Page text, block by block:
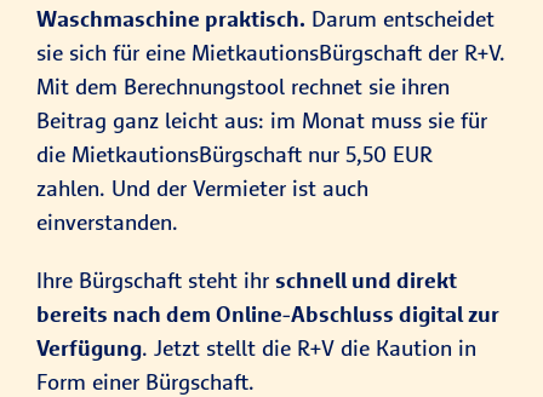
Waschmaschine praktisch. Darum entscheidet
sie sich für eine MietkautionsBürgschaft der R+V.
Mit dem Berechnungstool rechnet sie ihren
Beitrag ganz leicht aus: im Monat muss sie für
die MietkautionsBürgschaft nur 5,50 EUR
zahlen. Und der Vermieter ist auch
einverstanden.
Ihre Bürgschaft steht ihr schnell und direkt
bereits nach dem Online-Abschluss digital zur
Verfügung. Jetzt stellt die R+V die Kaution in
Form einer Bürgschaft.